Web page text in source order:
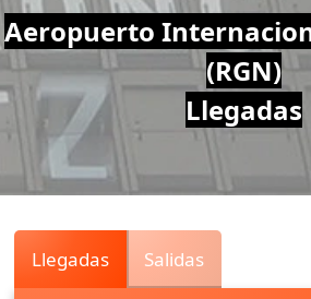
Air
Traffic
Live
Aeropuerto
(RGN)
Llegadas
Llegadas Salidas